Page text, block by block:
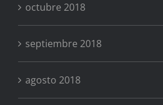
octubre 2018
septiembre 2018
agosto 2018